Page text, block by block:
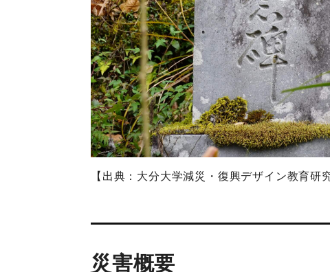
【出典：大分大学減災・復興デザイン教育研
災害概要